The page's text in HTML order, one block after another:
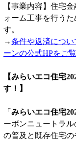
【事業内容】住宅
ォーム工事を行う
す。
→条件や返済につ
ーンの公式HPをご
【みらいエコ住宅
す！】
「 みらいエコ住宅
ーボンニュートラ
の普及と既存住宅